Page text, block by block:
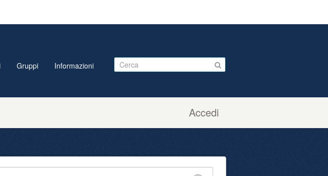
Accedi
Gruppi Informazioni